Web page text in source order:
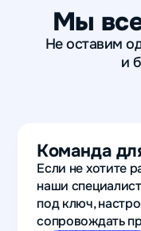
Мы
Не оставим
и
Команда
Если не хотите
наши
под ключ,
сопровождать